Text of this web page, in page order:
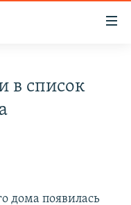
в список
дома появилась